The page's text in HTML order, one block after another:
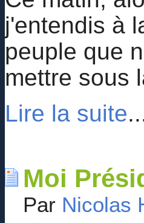
j'entendis à
peuple que
mettre sous
Lire la suite
Moi
Par Nicolas